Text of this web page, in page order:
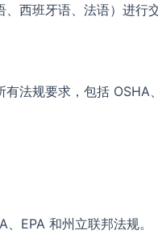
西班牙语、法语）进行
法规要求，包括 OSHA
EPA 和州立联邦法规。